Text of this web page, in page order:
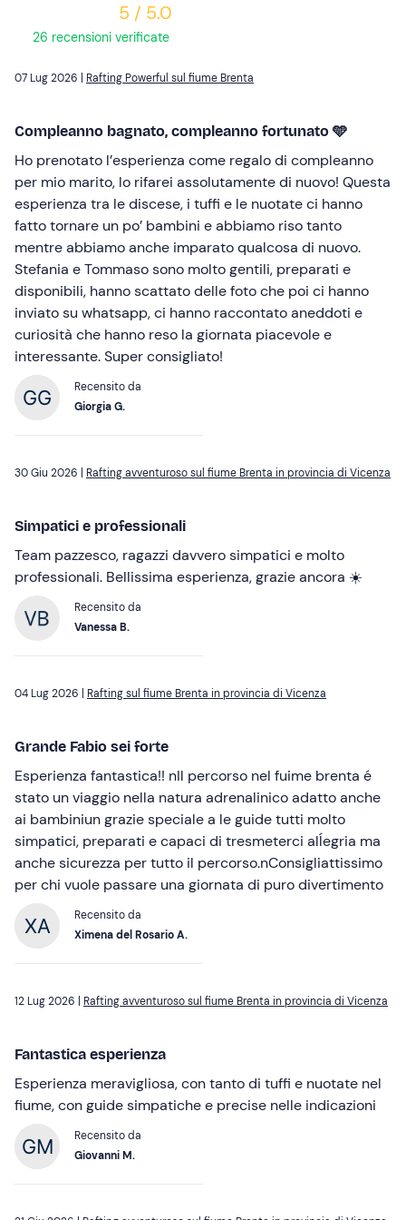
5 / 5.0
26 recensioni verificate
07 Lug 2026 | Rafting Powerful sul fiume Brenta
Compleanno bagnato, compleanno fortunato 🩵
Ho prenotato l’esperienza come regalo di compleanno
per mio marito, lo rifarei assolutamente di nuovo! Questa
esperienza tra le discese, i tuffi e le nuotate ci hanno
fatto tornare un po’ bambini e abbiamo riso tanto
mentre abbiamo anche imparato qualcosa di nuovo.
Stefania e Tommaso sono molto gentili, preparati e
disponibili, hanno scattato delle foto che poi ci hanno
inviato su whatsapp, ci hanno raccontato aneddoti e
curiosità che hanno reso la giornata piacevole e
interessante. Super consigliato!
Recensito da
Giorgia G.
30 Giu 2026 | Rafting avventuroso sul fiume Brenta in provincia di Vicenza
Simpatici e professionali
Team pazzesco, ragazzi davvero simpatici e molto
professionali. Bellissima esperienza, grazie ancora ☀️
Recensito da
Vanessa B.
04 Lug 2026 | Rafting sul fiume Brenta in provincia di Vicenza
Grande Fabio sei forte
Esperienza fantastica!! nIl percorso nel fuime brenta é
stato un viaggio nella natura adrenalinico adatto anche
ai bambiniun grazie speciale a le guide tutti molto
simpatici, preparati e capaci di tresmeterci alĺegria ma
anche sicurezza per tutto il percorso.nConsigliattissimo
per chi vuole passare una giornata di puro divertimento
Recensito da
Ximena del Rosario A.
12 Lug 2026 | Rafting avventuroso sul fiume Brenta in provincia di Vicenza
Fantastica esperienza
Esperienza meravigliosa, con tanto di tuffi e nuotate nel
fiume, con guide simpatiche e precise nelle indicazioni
Recensito da
Giovanni M.